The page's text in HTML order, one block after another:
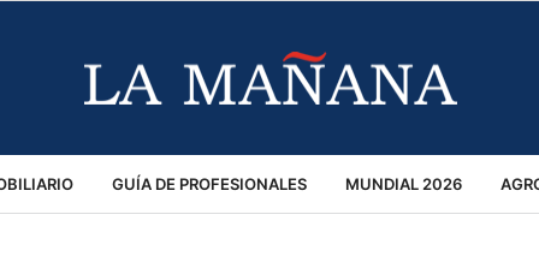
GUÍA DE PROFESIONALES MUNDIAL 2026